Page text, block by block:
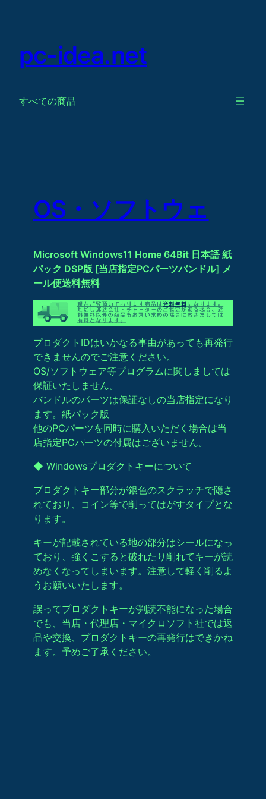
pc-idea.net
すべての商品
OS・ソフトウェ
Microsoft Windows11 Home 64Bit 日本語 紙
パック DSP版 [当店指定PCパーツバンドル] メ
ール便送料無料
プロダクトIDはいかなる事由があっても再発行
できませんのでご注意ください。
OS/ソフトウェア等プログラムに関しましては
保証いたしません。
バンドルのパーツは保証なしの当店指定になり
ます。紙パック版
他のPCパーツを同時に購入いただく場合は当
店指定PCパーツの付属はございません。
◆ Windowsプロダクトキーについて
プロダクトキー部分が銀色のスクラッチで隠さ
れており、コイン等で削ってはがすタイプとな
ります。
キーが記載されている地の部分はシールになっ
ており、強くこすると破れたり削れてキーが読
めなくなってしまいます。注意して軽く削るよ
うお願いいたします。
誤ってプロダクトキーが判読不能になった場合
でも、当店・代理店・マイクロソフト社では返
品や交換、プロダクトキーの再発行はできかね
ます。予めご了承ください。